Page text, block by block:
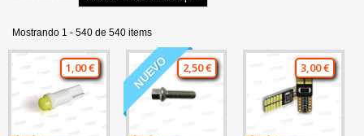
Mostrando 1 - 540 de 540 items
1,00 € NUEVO 2,50 € 3,00 €